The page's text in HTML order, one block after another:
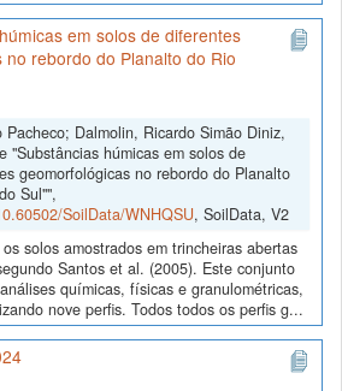
em solos de diferentes
rebordo do Planalto do Rio
Pacheco; Dalmolin, Ricardo Simão Diniz,
"Substâncias húmicas em solos de
geomorfológicas no rebordo do Planalto
Sul"",
SoilData/WNHQSU, SoilData, V2
solos amostrados em trincheiras abertas
Santos et al. (2005). Este conjunto
químicas, físicas e granulométricas,
nove perfis. Todos todos os perfis g...